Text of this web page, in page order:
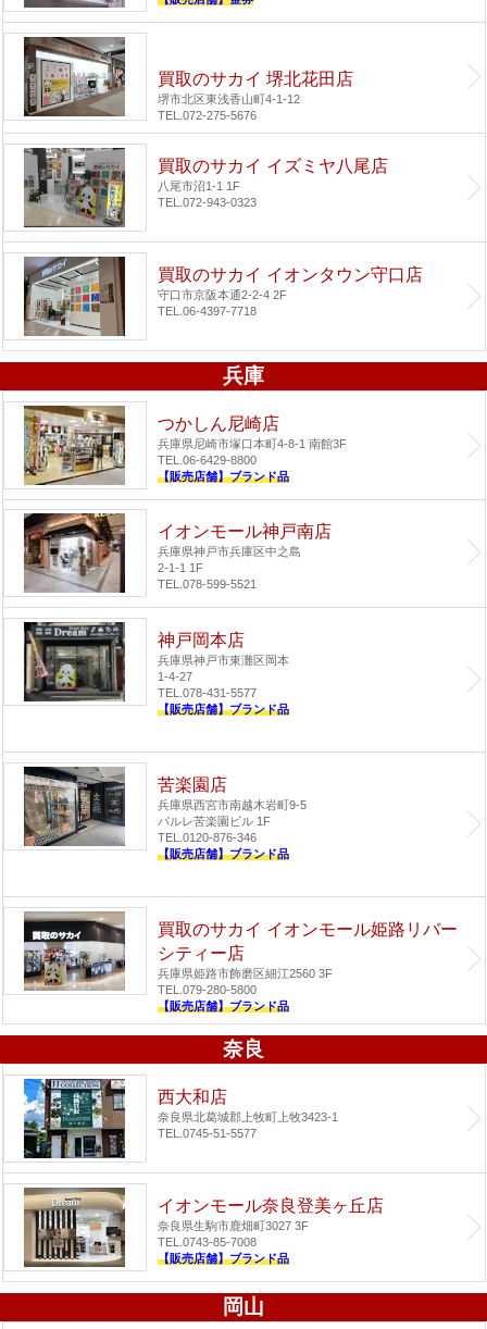
買取のサカイ 堺北花田店
堺市北区東浅香山町4-1-12
TEL.072-275-5676
買取のサカイ イズミヤ八尾店
八尾市沼1-1 1F
TEL.072-943-0323
買取のサカイ イオンタウン守口店
守口市京阪本通2-2-4 2F
TEL.06-4397-7718
兵庫
つかしん尼崎店
兵庫県尼崎市塚口本町4-8-1 南館3F
TEL.06-6429-8800
【販売店舗】ブランド品
イオンモール神戸南店
兵庫県神戸市兵庫区中之島
2-1-1 1F
TEL.078-599-5521
神戸岡本店
兵庫県神戸市東灘区岡本
1-4-27
TEL.078-431-5577
【販売店舗】ブランド品
苦楽園店
兵庫県西宮市南越木岩町9-5
パルレ苦楽園ビル 1F
TEL.0120-876-346
【販売店舗】ブランド品
買取のサカイ イオンモール姫路リバー
シティー店
兵庫県姫路市飾磨区細江2560 3F
TEL.079-280-5800
【販売店舗】ブランド品
奈良
西大和店
奈良県北葛城郡上牧町上牧3423-1
TEL.0745-51-5577
イオンモール奈良登美ヶ丘店
奈良県生駒市鹿畑町3027 3F
TEL.0743-85-7008
【販売店舗】ブランド品
岡山